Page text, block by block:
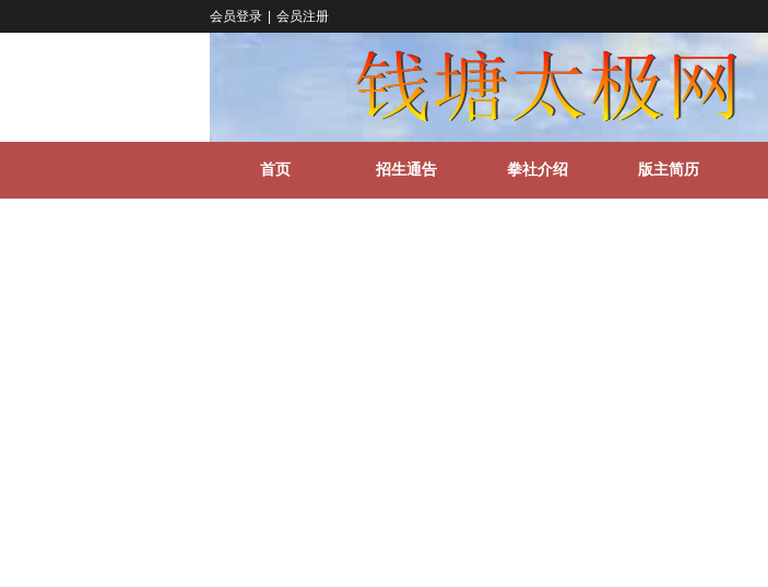
会员登录 会员注册
首页 招生通告 拳社介绍 版主简历